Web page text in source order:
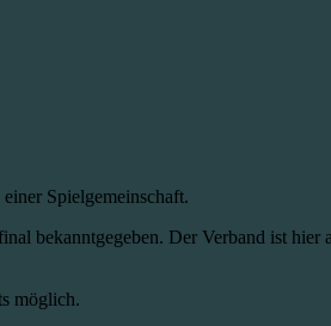
Spielgemeinschaft.
bekanntgegeben. Der Verband ist hier
möglich.